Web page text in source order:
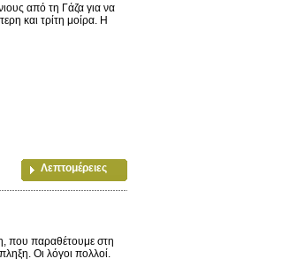
από τη Γάζα για να
και τρίτη μοίρα. Η
Λεπτομέρειες
που παραθέτουμε στη
Οι λόγοι πολλοί.